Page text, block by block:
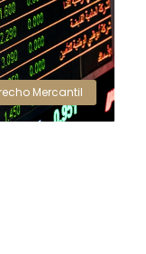
Mercantil